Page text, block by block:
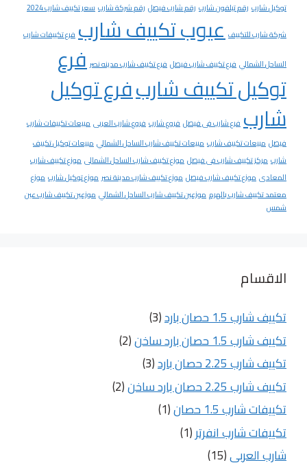
توكيل شارب رقم تيلفون شارب رقم شارب فيصل رقم شركة شارب سعر تكييف شارب 2024
شركة شارب للتكييف عيوب تكييف شارب فرع تكييفات شارب
الساحل الشمالي فرع تكييف شارب فيصل فرع تكييف شارب مدينه نصر فرع
توكيل تكييف شاربفرع توكيل
شارب فرع شارب فى فيصل فروع شارب فروع شارب العربى مبيعات تكييفات شارب
فيصل مبيعات تكييف شارب مبيعات تكييف شارب الساحل الشمالي مبيعات توكيل تكييف
شارب مركز تكييف شارب فى فيصل موزع تكييف شارب الساحل الشمالى موزع تكييف شارب
المعادى موزع تكييف شارب فيصل موزع تكييف شارب مدينة نصر موزع توكيل شارب موزع
معتمد تكييف شارب بالهرم موزعين تكييف شارب الساحل الشمالي موزعين تكييف شارب عين
شمس
الاقسام
تكييف شارب 1.5 حصان بارد
(3)
تكييف شارب 1.5 حصان بارد ساخن
(2)
تكييف شارب 2.25 حصان بارد
(3)
تكييف شارب 2.25 حصان بارد ساخن
(2)
تكييفات شارب 1.5 حصان
(1)
تكييفات شارب انفرتر(1)
شارب العربى(15)